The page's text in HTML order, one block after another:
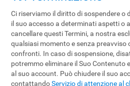
Ci riserviamo il diritto di sospendere o
il suo accesso a determinati aspetti o
cancellare questi Termini, a nostra
qualsiasi momento e senza preavviso
confronti. In caso di sospensione,
potremmo eliminare il Suo Contenuto
al suo account. Può chiudere il suo
contattandoServizio di attenzione al